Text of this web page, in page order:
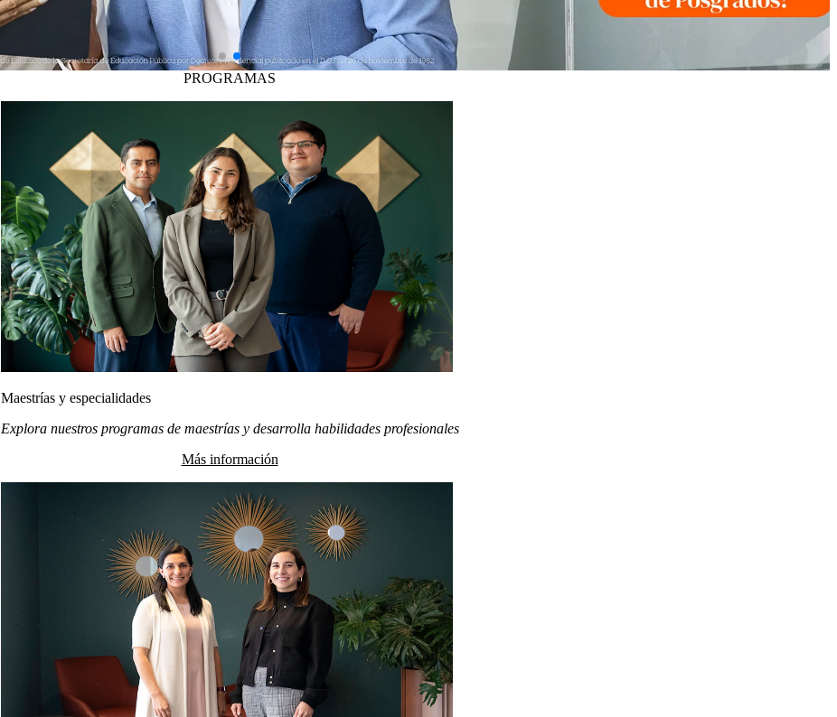
PROGRAMAS
Maestrías y especialidades
Explora nuestros programas de maestrías y desarrolla habilidades profesionales
Más información